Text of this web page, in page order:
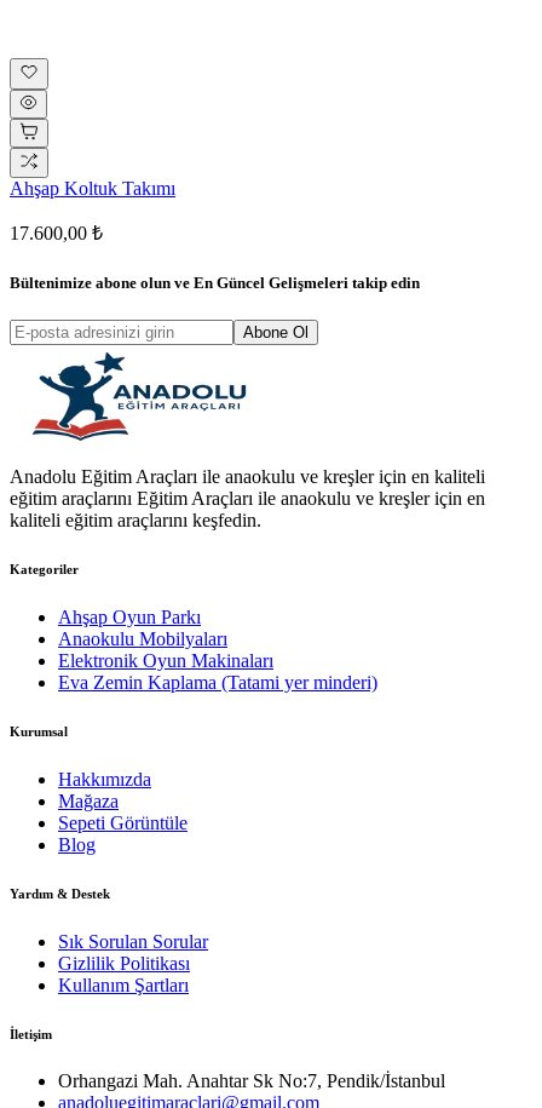
Ahşap Koltuk Takımı
17.600,00 ₺
Bültenimize abone olun ve En Güncel Gelişmeleri takip edin
Abone Ol
Anadolu Eğitim Araçları ile anaokulu ve kreşler için en kaliteli
eğitim araçlarını Eğitim Araçları ile anaokulu ve kreşler için en
kaliteli eğitim araçlarını keşfedin.
Kategoriler
Ahşap Oyun Parkı
Anaokulu Mobilyaları
Elektronik Oyun Makinaları
Eva Zemin Kaplama (Tatami yer minderi)
Kurumsal
Hakkımızda
Mağaza
Sepeti Görüntüle
Blog
Yardım & Destek
Sık Sorulan Sorular
Gizlilik Politikası
Kullanım Şartları
İletişim
Orhangazi Mah. Anahtar Sk No:7, Pendik/İstanbul
anadoluegitimaraclari@gmail.com